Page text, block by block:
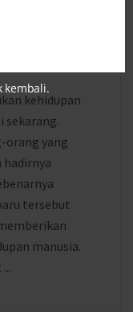
kehidupan
sekarang.
orang yang
tersebut
manusia.
kembali.